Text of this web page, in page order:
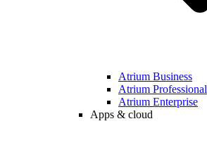
Atrium Business
Atrium Professional
Atrium Enterprise
Apps & cloud